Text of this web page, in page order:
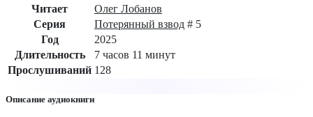
Читает
Олег Лобанов
Серия
Потерянный взвод # 5
Год
2025
Длительность
7 часов 11 минут
Прослушиваний 128
Описание аудиокниги